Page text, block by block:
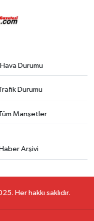
Hava Durumu
Durumu
Manşetler
Haber Arşivi
Her hakkı saklıdır.